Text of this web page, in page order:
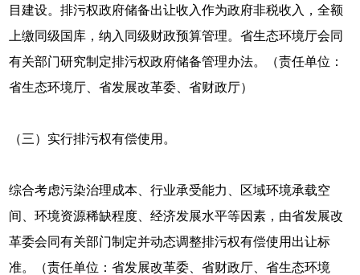
目建设。排污权政府储备出让收入作为政府非税收入，全额
上缴同级国库，纳入同级财政预算管理。省生态环境厅会同
有关部门研究制定排污权政府储备管理办法。（责任单位：
省生态环境厅、省发展改革委、省财政厅）
（三）实行排污权有偿使用。
综合考虑污染治理成本、行业承受能力、区域环境承载空
间、环境资源稀缺程度、经济发展水平等因素，由省发展改
革委会同有关部门制定并动态调整排污权有偿使用出让标
准。（责任单位：省发展改革委、省财政厅、省生态环境